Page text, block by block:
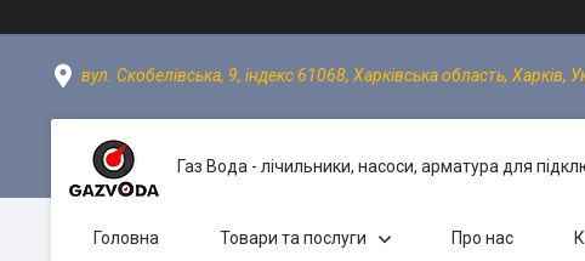
вул. Скобелівська, 9, індекс 61068, Харківська область, Харків,
Газ Вода - лічильники, насоси, арматура для
Головна Товари та послуги Про нас